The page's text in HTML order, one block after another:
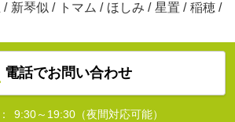
/ 新琴似 / トマム / ほしみ / 星置 / 稲穂 /
電話でお問い合わせ
9:30～19:30（夜間対応可能）